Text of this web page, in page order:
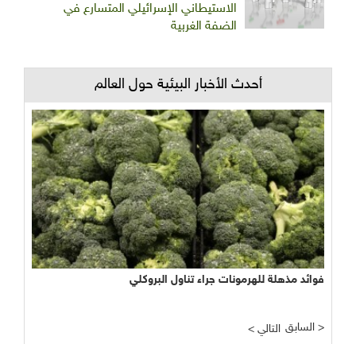
الاستيطاني الإسرائيلي المتسارع في
الضفة الغربية
أحدث الأخبار البيئية حول العالم
فوائد مذهلة للهرمونات جراء تناول البروكلي
< التالي السابق >